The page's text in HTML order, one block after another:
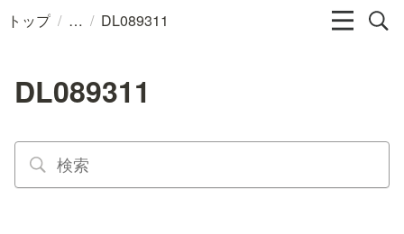
トップ / / DL089311
DL089311